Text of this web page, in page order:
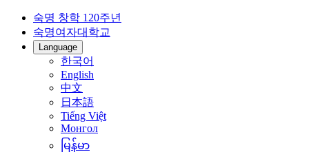
숙명 창학 120주년
숙명여자대학교
Language
한국어
English
中文
日本語
Tiếng Việt
Монгол
မြန်မာ